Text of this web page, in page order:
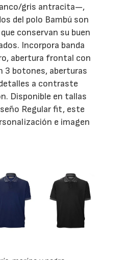
gris antracita—,
del polo Bambú son
conservan su buen
Incorpora banda
abertura frontal con
3 botones, aberturas
a contraste
Disponible en tallas
Regular fit, este
e imagen